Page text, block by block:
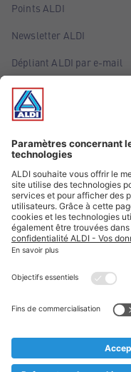
Points ALDI
Newsletter ALDI
Dépliant ALDI par e-mail
Offres
Infos essentielles
Suivez ALDI
Textes marqués d'un
* Nous vendons ces
au cas où, malgré le
prématurément en
** Sur ce site, l’utilisation